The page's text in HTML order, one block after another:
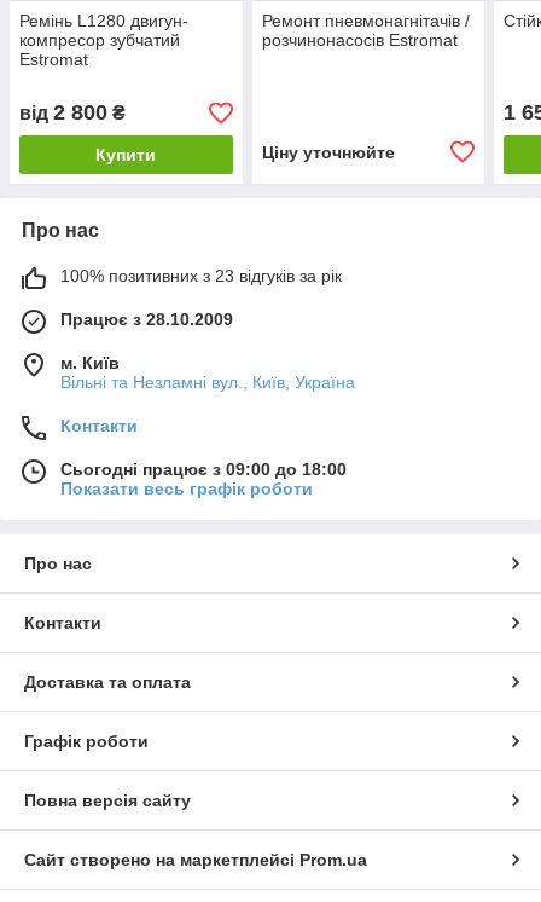
Ремінь L1280 двигун-
компресор зубчатий
Estromat
від 2 800 ₴
Купити
Ремонт пневмонагнітачів /
розчинонасосів Estromat
Ціну уточнюйте
1
Про нас
100% позитивних з 23 відгуків за рік
Працює з 28.10.2009
м. Київ
Вільні та Незламні вул., Київ, Україна
Контакти
Сьогодні працює з 09:00 до 18:00
Показати весь графік роботи
Про нас
Контакти
Доставка та оплата
Графік роботи
Повна версія сайту
Сайт створено на маркетплейсі Prom.ua